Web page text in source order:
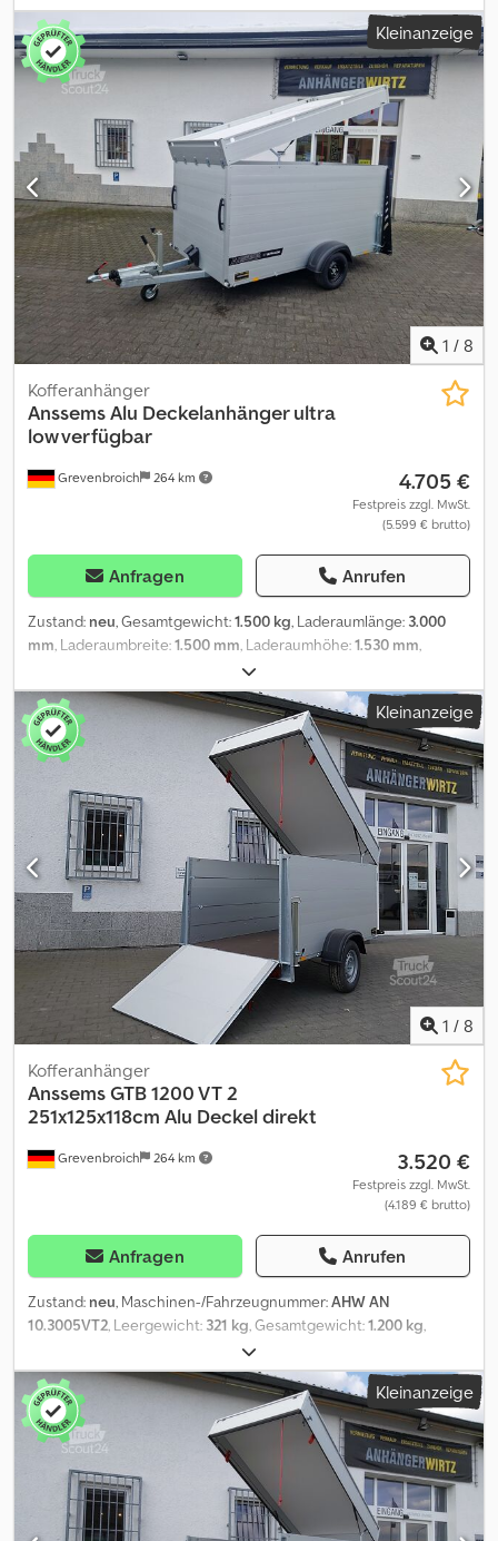
alle lagernden Anhänger! Der online Abholmarkt für Ihren neuen
Anhänger bietet starke Markenfabrikate direkt zum mitnehmen!
über 850 Neuanhänger auf Lager über 100 gebrauchte Anhänger
ständig im Angebot mit umfangreichem Zubehör auf Lager
unverbindliches Beispiel: ALUBOXX Deckelanhänger GTB 1500
VT3 Ultra Low 301x151x153cm LED black deal Modell 2025
Deckelanhänger GTB 1500 VT3 301x151x153 cm 1500kg gebremst
Tieflader Einachs V Fahrgestell ultra low, Bereifung 185/60 R 12
Stahlfelge black, Aufbau erhöhte Alubordwände inkl. Zurrsystem
mit Ringösen, Deckel abschließbar mit Reling und Hebehilfe,
Heckrampe abschließbar abnehmbar, LED Beleuchtung, Stützrad,
Heckstützen..... Optionen 100km/H Tuning +299,- Reserverad mit
Halter 299,- Motorrad Halterung ab 109,- Telefonische Bestellung
zu unseren Öffnungszeiten MO. - FR. 08. 00 - 12. 30 UHR 14. 00 - 18.
00 UHR oder rund um die Uhr über unseren Onlineshop auf
trailershop de Crodpfx Abjzl Hlue Hsf 07-26 Artikel Nr.: 1.10.1.1207.11
Kleinanzeige
1 / 8
Grevenbroich 264 km
Kofferanhänger
AnssemsAlu Deckelanhänger ultra
low verfügbar
4.705 €
Festpreis zzgl. MwSt.
(5.599 € brutto)
Anfragen Anrufen
Zustand: neu, Gesamtgewicht:1.500 kg, Laderaumlänge: 3.000
mm, Laderaumbreite:1.500 mm, Laderaumhöhe:1.530 mm,
, abholbereit nach Bestellung bei ANHÄNGERWIRTZ
im Städtedreick Düsseldorf - Köln - Mönchengladbach 07/26
Credpfxozl Hlns Ab Hjf
Kleinanzeige
1 / 8
Grevenbroich 264 km
Kofferanhänger
AnssemsGTB 1200 VT 2
251x125x118cm Alu Deckel direkt
3.520 €
Festpreis zzgl. MwSt.
(4.189 € brutto)
Anfragen Anrufen
Zustand: neu, Maschinen-/Fahrzeugnummer:AHW AN
10.3005VT2 , Leergewicht: 321 kg , Gesamtgewicht:1.200 kg
, Laderaumbreite:
Laderaumhöhe:1.180 mm, Baujahr:2026, Bei ANHÄNGERWIRTZ
viele Modelle online verfügbar Bequem und rund um die Uhr
Online kaufen auf trailershop Selbst abholen oder liefern
lassen. Der online Abholmarkt für Ihren neuen Anhänger bietet
starke Markenfabrikate! über 850 Neuanhänger auf Lager über
130 gebrauchte Anhänger ständig im Angebot. unverbindliches
Beispiel: jetzt bestellen auf trailershop Crjdpfxjzl Hk Rs Ab Hef
Deckelanhänger GTB 1200 VT2 251x126x118 cm 1200 kg gebremst
Kleinanzeige